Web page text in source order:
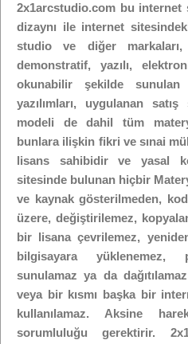
2x1arcstudio.com bu
dizaynı ile internet
studio ve diğer
demonstratif, yazılı,
okunabilir şekilde
yazılımları, uygulanan
modeli de dahil tüm
bunlara ilişkin fikri ve sınai
lisans sahibidir ve yasal
sitesinde bulunan hiçbir
ve kaynak gösterilmeden,
üzere, değiştirilemez,
bir lisana çevrilemez,
bilgisayara yüklenemez,
sunulamaz ya da
veya bir kısmı başka bir
kullanılamaz. Aksine
sorumluluğu gerektirir.